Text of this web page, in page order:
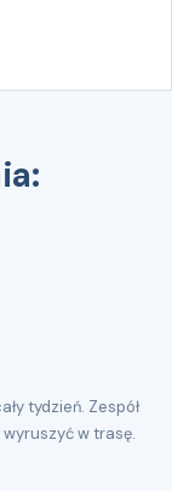
tydzień. Zespół
w trasę.